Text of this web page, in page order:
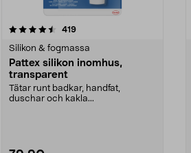
419recensioner
Silikon & fogmassa
Pattex silikon inomhus,
transparent
Tätar runt badkar, handfat,
duschar och kakla...
4.5 av 5 stjärnor